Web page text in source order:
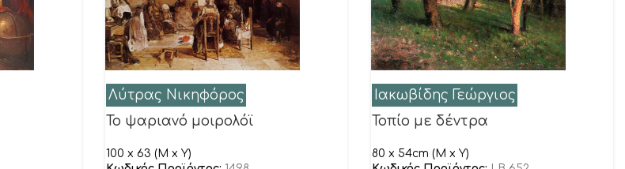
Λύτρας Νικηφόρος
Το ψαριανό μοιρολόϊ
100 x 63 (M x Y)
Ιακωβίδης Γεώργιος
Τοπίο με δέντρα
80 x 54cm (M x Y)